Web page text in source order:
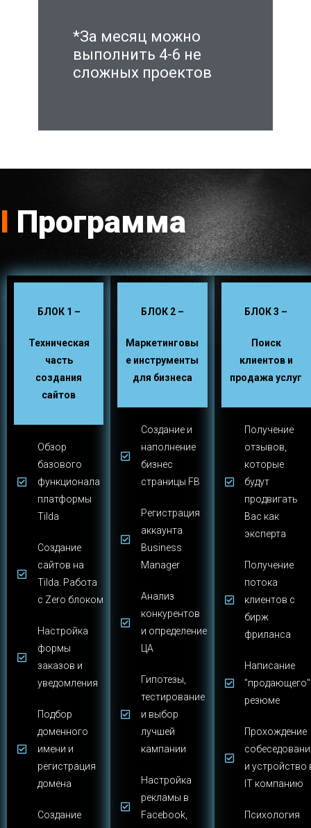
*За месяц можно
выполнить 4-6 не
сложных проектов
I Программа
БЛОК 1 –
Техническая
часть
создания
сайтов
Обзор
базового
функционала
платформы
Tilda
Создание
сайтов на
Tilda. Работа
с Zero блоком
Настройка
формы
заказов и
уведомления
Подбор
доменного
имени и
регистрация
домена
Создание
БЛОК 2 –
Маркетинговы
е инструменты
для бизнеса
Создание и
наполнение
бизнес
страницы FB
Регистрация
аккаунта
Business
Manager
Анализ
конкурентов
и определение
ЦА
Гипотезы,
тестирование
и выбор
лучшей
кампании
Настройка
рекламы в
Facebook,
БЛОК 3 –
Поиск
клиентов и
продажа услуг
Получение
отзывов,
которые
будут
продвигать
Вас как
эксперта
Получение
потока
клиентов с
бирж
фриланса
Написание
"продающего"
резюме
Прохождение
и устройство
IT компанию
Психология